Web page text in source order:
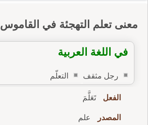
معنى تعلم التهجئة في القاموس
في اللغة العربية
رجل مثقف التعلّم
الفعل تَعَلَّمَ
المصدر علم